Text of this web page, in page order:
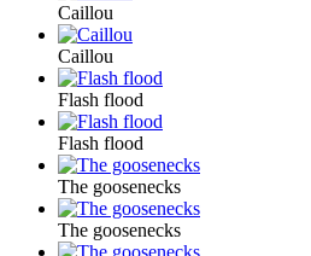
Caillou
Caillou
Flash flood
Flash flood
The goosenecks
The goosenecks